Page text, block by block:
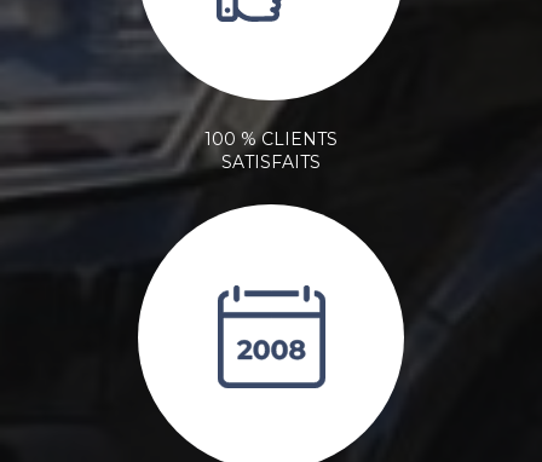
100 % CLIENTS
SATISFAITS